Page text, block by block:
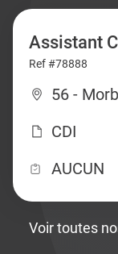
Assistant
Ref #78888
56 -
CDI
AUCUN
Voir toutes